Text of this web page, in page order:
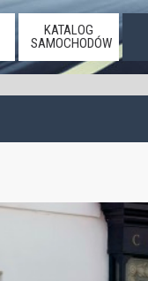
KATALOG
SAMOCHODÓW